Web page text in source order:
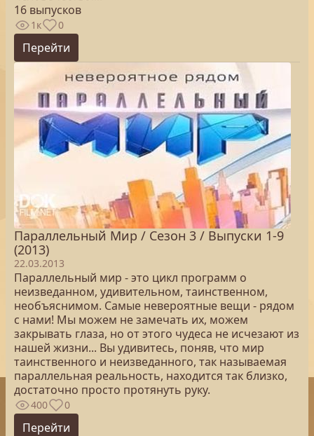
16 выпусков
1к 0
Перейти
Параллельный Мир / Сезон 3 / Выпуски 1-9
(2013)
22.03.2013
Параллельный мир - это цикл программ о
неизведанном, удивительном, таинственном,
необъяснимом. Самые невероятные вещи - рядом
с нами! Мы можем не замечать их, можем
закрывать глаза, но от этого чудеса не исчезают из
нашей жизни... Вы удивитесь, поняв, что мир
таинственного и неизведанного, так называемая
параллельная реальность, находится так близко,
достаточно просто протянуть руку.
400 0
Перейти